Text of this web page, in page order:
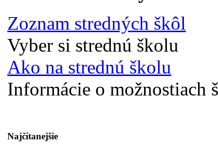
Zoznam stredných škôl
Vyber si strednú školu
Ako na strednú školu
Informácie o možnostiach
Najčítanejšie